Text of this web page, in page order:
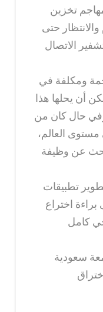
تخزين
حتى
الاتصال
ومكلفة في
أن يحلها هذا
حال كان من
العالم،
عن وظيفة
تطبيقات
براءة اختراع
كامل
سعودية